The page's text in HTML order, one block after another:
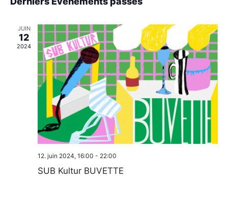
date.
JUIN
12
2024
12. juin 2024, 16:00 - 22:00
SUB Kultur BUVETTE